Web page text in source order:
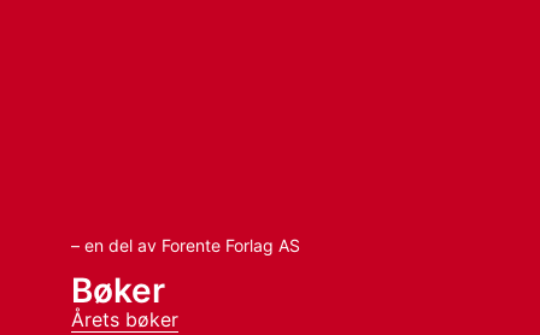
– en del av Forente Forlag AS
Bøker
Årets bøker